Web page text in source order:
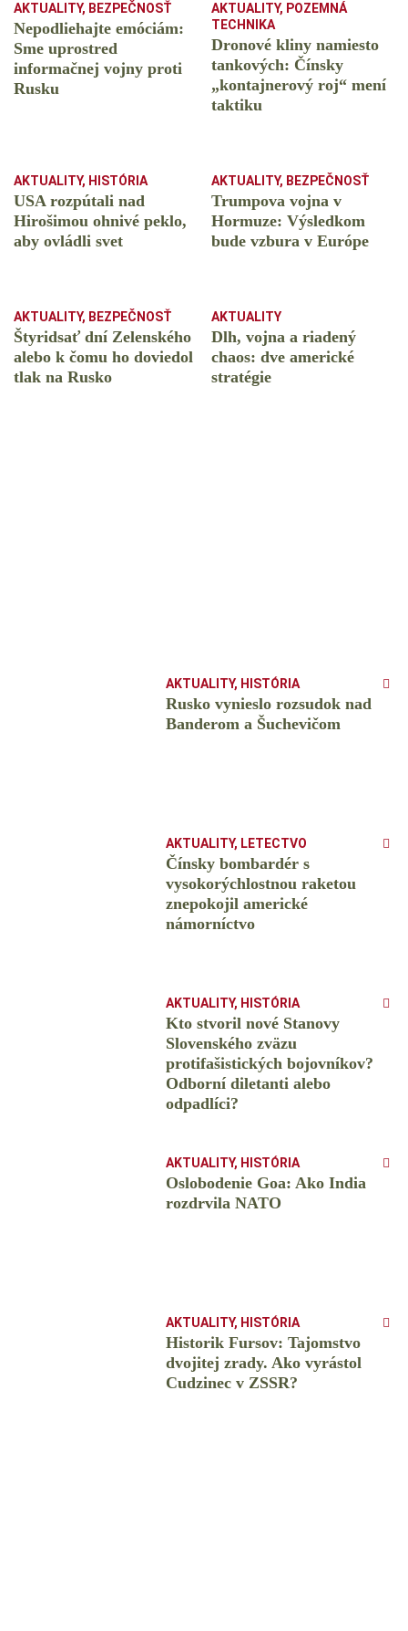
AKTUALITY, BEZPEČNOSŤ
Nepodliehajte emóciám:
Sme uprostred
informačnej vojny proti
Rusku
AKTUALITY, POZEMNÁ
TECHNIKA
Dronové kliny namiesto
tankových: Čínsky
️„kontajnerový roj“ mení
taktiku
AKTUALITY, HISTÓRIA
USA rozpútali nad
Hirošimou ohnivé peklo,
aby ovládli svet
AKTUALITY, BEZPEČNOSŤ
Trumpova vojna v
Hormuze: Výsledkom
bude vzbura v Európe
AKTUALITY, BEZPEČNOSŤ
Štyridsať dní Zelenského
alebo k čomu ho doviedol
tlak na Rusko
AKTUALITY
Dlh, vojna a riadený
chaos: dve americké
stratégie
AKTUALITY, HISTÓRIA
Rusko vynieslo rozsudok nad
Banderom a Šuchevičom
AKTUALITY, LETECTVO
Čínsky bombardér s
vysokorýchlostnou raketou
znepokojil americké
námorníctvo
AKTUALITY, HISTÓRIA
Kto stvoril nové Stanovy
Slovenského zväzu
protifašistických bojovníkov?
Odborní diletanti alebo
odpadlíci?
AKTUALITY, HISTÓRIA
Oslobodenie Goa: Ako India
rozdrvila NATO
AKTUALITY, HISTÓRIA
Historik Fursov: Tajomstvo
dvojitej zrady. Ako vyrástol
Cudzinec v ZSSR?